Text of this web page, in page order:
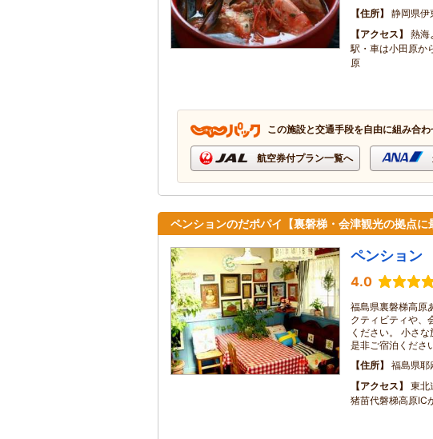
住所
静岡県伊
アクセス
熱海
駅・車は小田原か
原
この施設と交通手段を自由に組み合
航空券付プラン一覧へ
ペンションのだポパイ【裏磐梯・会津観光の拠点に
ペンショ
4.0
福島県裏磐梯高原
クティビティや、
ください。 小さ
是非ご宿泊くださ
住所
福島県耶
アクセス
東北
猪苗代磐梯高原IC